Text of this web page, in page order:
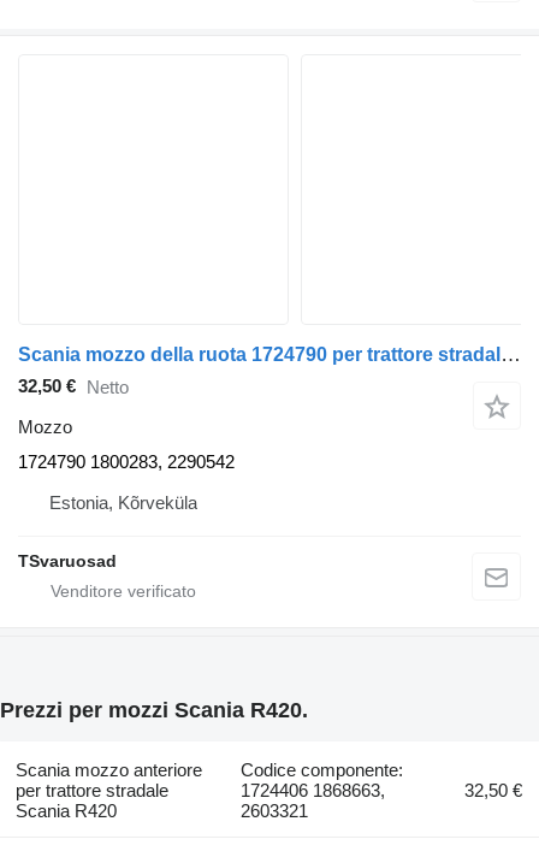
Scania mozzo della ruota 1724790 per trattore stradale Scania R420
32,50 € Netto
Mozzo
1724790 1800283, 2290542
Estonia, Kõrveküla
TSvaruosad
Prezzi per mozzi Scania R420.
Scania mozzo anteriore
per trattore stradale
Scania R420
Codice componente:
1724406 1868663,
2603321
32,50 €